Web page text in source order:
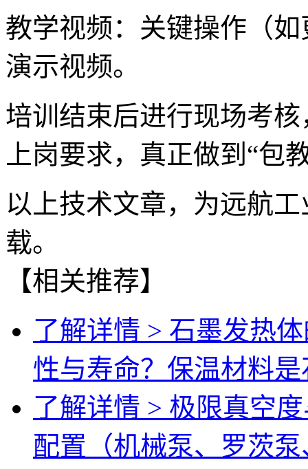
教学视频：关键操作（
演示视频。
培训结束后进行现场考
上岗要求，真正做到 “包
以上技术文章，为远航
载。
【相关推荐】
了解详情 > 石墨发热
性与寿命？保温材料
了解详情 > 极限真空
配置（机械泵、罗茨